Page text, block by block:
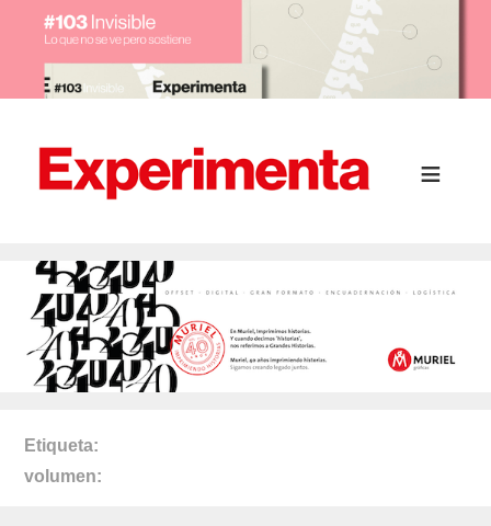
Etiqueta
volumen